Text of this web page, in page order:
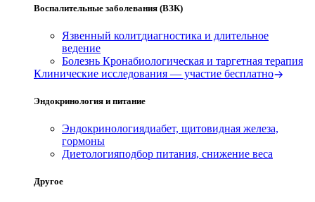
Воспалительные заболевания (ВЗК)
Язвенный колитдиагностика и длительное
ведение
Болезнь Кронабиологическая и таргетная терапия
Клинические исследования — участие бесплатно
Эндокринология и питание
Эндокринологиядиабет, щитовидная железа,
гормоны
Диетологияподбор питания, снижение веса
Другое